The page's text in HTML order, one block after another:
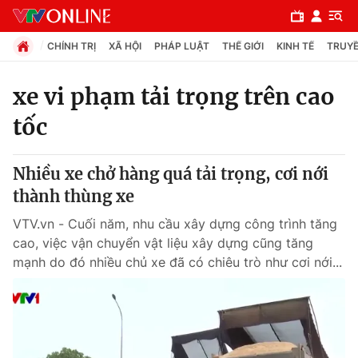
Chuyên mục
Chính trị
Xã hội
Pháp luật
Y tế
Thế giới
CHÍNH TRỊ XÃ HỘI PHÁP LUẬT THẾ GIỚI KINH TẾ
xe vi phạm tải trọng trên cao
tốc
Nhiều xe chở hàng quá tải trọng, cơi nới
thành thùng xe
VTV.vn - Cuối năm, nhu cầu xây dựng công trình tăng
cao, việc vận chuyển vật liệu xây dựng cũng tăng
mạnh do đó nhiều chủ xe đã có chiêu trò như cơi nới...